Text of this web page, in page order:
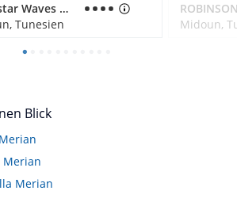
Iberostar Waves Mehari Djerba
Tunesien
Midoun,
Blick
Merian
Merian